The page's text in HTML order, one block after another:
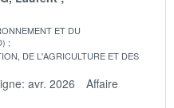
ET DU
DE L'AGRICULTURE ET DES
avr. 2026
Affaire